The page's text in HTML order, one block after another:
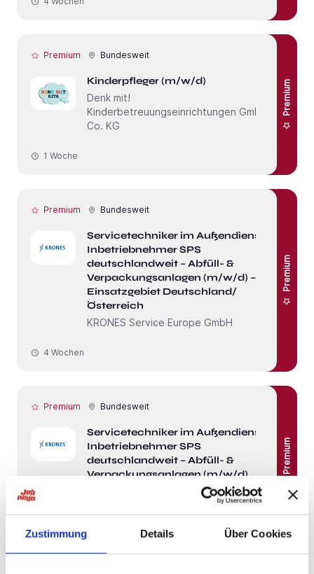
Zustimmung Details Über Cookies
Premium Bundesweit
Kinderpfleger (m/w/d)
Denk mit!
Kinderbetreuungseinrichtungen GmbH &
Co. KG
Premium
1 Woche
Premium Bundesweit
Servicetechniker im Außendienst /
Inbetriebnehmer SPS
deutschlandweit – Abfüll- &
Verpackungsanlagen (m/w/d) –
Einsatzgebiet Deutschland/
Österreich
KRONES Service Europe GmbH
Premium
4 Wochen
Premium Bundesweit
Servicetechniker im Außendienst /
Inbetriebnehmer SPS
deutschlandweit – Abfüll- &
Verpackungsanlagen (m/w/d)
KRONES Service Europe GmbH
Premium